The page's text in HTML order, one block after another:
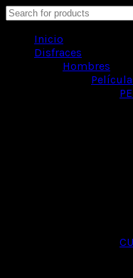
Inicio
Disfraces
Hombres